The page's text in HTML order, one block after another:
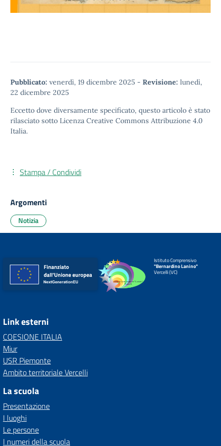
Pubblicato: venerdì, 19 dicembre 2025 - Revisione: lunedì,
22 dicembre 2025
Eccetto dove diversamente specificato, questo articolo è stato
rilasciato sotto Licenza Creative Commons Attribuzione 4.0
Italia.
Stampa / Condividi
Argomenti
Notizia
Istituto Comprensivo
"Bernardino Lanino"
Vercelli (VC)
Link esterni
COESIONE ITALIA
Miur
USR Piemonte
Ambito territoriale Vercelli
La scuola
Presentazione
I luoghi
Le persone
I numeri della scuola